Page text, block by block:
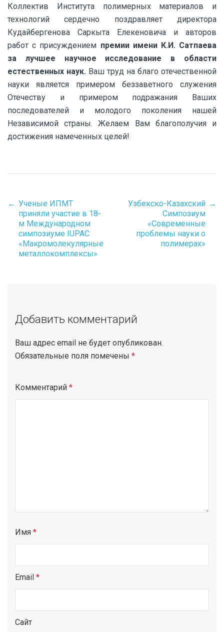
Коллектив Института полимерных материалов и
технологий сердечно поздравляет директора
Кудайбергенова Саркыта Елекеновича и авторов
работ с присуждением премии имени К.И. Сатпаева
за лучшее научное исследование в области
естественных наук. Ваш труд на благо отечественной
науки является примером беззаветного служения
Отечеству и примером подражания Ваших
последователей и молодого поколения нашей
Независимой страны. Желаем Вам благополучия и
достижения намеченных целей!
Post
navigation
← Ученые ИПМТ
приняли участие в 18-
м Международном
симпозиуме IUPAC
«Макромолекулярные
металлокомплексы»
Узбекско-Казахский
Симпозиум
«Современные
проблемы науки о
полимерах»
→
Добавить комментарий
Ваш адрес email не будет опубликован.
Обязательные поля помечены *
Комментарий *
Имя *
Email *
Сайт